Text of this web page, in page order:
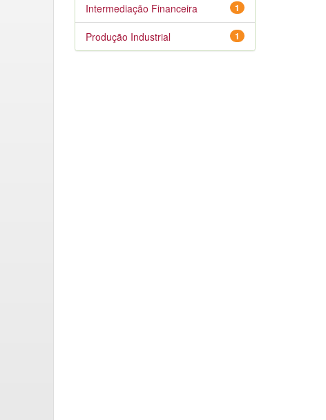
1
Intermediação Financeira
1
Produção Industrial